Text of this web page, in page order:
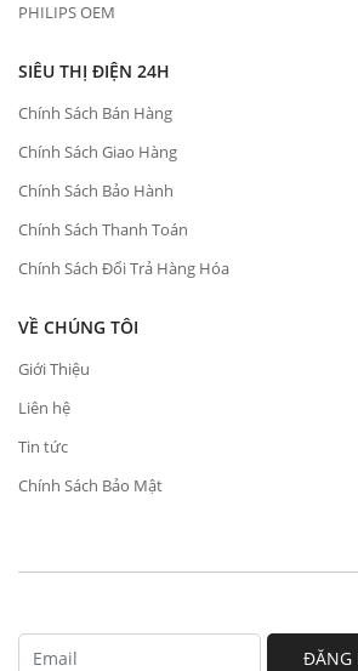
PHILIPS OEM
SIÊU THỊ ĐIỆN 24H
Chính Sách Bán Hàng
Chính Sách Giao Hàng
Chính Sách Bảo Hành
Chính Sách Thanh Toán
Chính Sách Đổi Trả Hàng Hóa
VỀ CHÚNG TÔI
Giới Thiệu
Liên hệ
Tin tức
Chính Sách Bảo Mật
ĐĂNG